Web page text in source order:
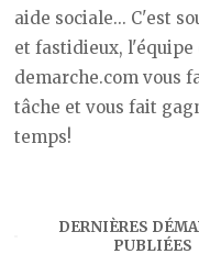
aide sociale... C'est
et fastidieux, l'équipe
demarche.com vous
tâche et vous fait
temps!
DERNIÈRES
PUBLIÉES